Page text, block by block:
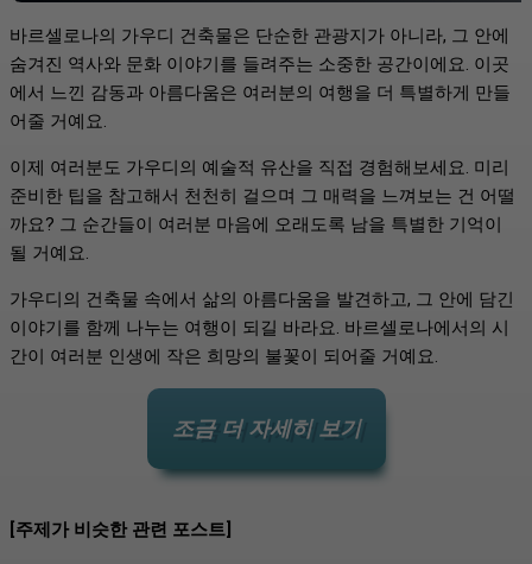
바르셀로나의 가우디 건축물은 단순한 관광지가 아니라, 그 안에
숨겨진 역사와 문화 이야기를 들려주는 소중한 공간이에요. 이곳
에서 느낀 감동과 아름다움은 여러분의 여행을 더 특별하게 만들
어줄 거예요.
이제 여러분도 가우디의 예술적 유산을 직접 경험해보세요. 미리
준비한 팁을 참고해서 천천히 걸으며 그 매력을 느껴보는 건 어떨
까요? 그 순간들이 여러분 마음에 오래도록 남을 특별한 기억이
될 거예요.
가우디의 건축물 속에서 삶의 아름다움을 발견하고, 그 안에 담긴
이야기를 함께 나누는 여행이 되길 바라요. 바르셀로나에서의 시
간이 여러분 인생에 작은 희망의 불꽃이 되어줄 거예요.
조금 더 자세히 보기
[주제가 비슷한 관련 포스트]